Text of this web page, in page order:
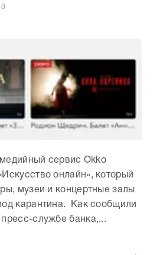
0
сервис Оkko
онлайн», который
музеи и концертные залы
карантина. Как сообщили
службе банка,...